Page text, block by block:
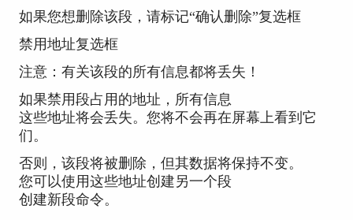
如果您想删除该段，请标记“确认删除”复选框
禁用地址复选框
注意：有关该段的所有信息都将丢失！
如果禁用段占用的地址，所有信息
这些地址将会丢失。您将不会再在屏幕上看到它
们。
否则，该段将被删除，但其数据将保持不变。
您可以使用这些地址创建另一个段
创建新段命令。